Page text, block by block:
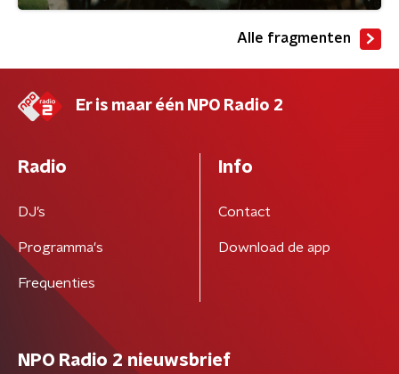
Alle fragmenten
Er is maar één NPO Radio 2
Radio
DJ’s
Programma's
Frequenties
Info
Contact
Download de app
NPO Radio 2 nieuwsbrief